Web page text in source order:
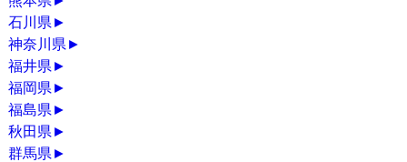
石川県 ►
神奈川県 ►
福井県 ►
福岡県 ►
福島県 ►
秋田県 ►
群馬県 ►